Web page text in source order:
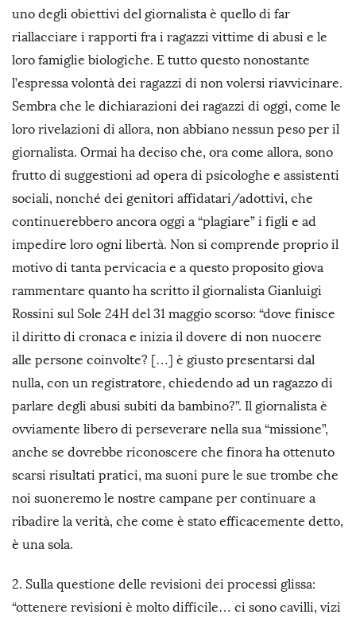
uno degli obiettivi del giornalista è quello di far
riallacciare i rapporti fra i ragazzi vittime di abusi e le
loro famiglie biologiche. E tutto questo nonostante
l’espressa volontà dei ragazzi di non volersi riavvicinare.
Sembra che le dichiarazioni dei ragazzi di oggi, come le
loro rivelazioni di allora, non abbiano nessun peso per il
giornalista. Ormai ha deciso che, ora come allora, sono
frutto di suggestioni ad opera di psicologhe e assistenti
sociali, nonché dei genitori affidatari/adottivi, che
continuerebbero ancora oggi a “plagiare” i figli e ad
impedire loro ogni libertà. Non si comprende proprio il
motivo di tanta pervicacia e a questo proposito giova
rammentare quanto ha scritto il giornalista Gianluigi
Rossini sul Sole 24H del 31 maggio scorso: “dove finisce
il diritto di cronaca e inizia il dovere di non nuocere
alle persone coinvolte? […] è giusto presentarsi dal
nulla, con un registratore, chiedendo ad un ragazzo di
parlare degli abusi subiti da bambino?”. Il giornalista è
ovviamente libero di perseverare nella sua “missione”,
anche se dovrebbe riconoscere che finora ha ottenuto
scarsi risultati pratici, ma suoni pure le sue trombe che
noi suoneremo le nostre campane per continuare a
ribadire la verità, che come è stato efficacemente detto,
è una sola.
2. Sulla questione delle revisioni dei processi glissa:
“ottenere revisioni è molto difficile… ci sono cavilli, vizi